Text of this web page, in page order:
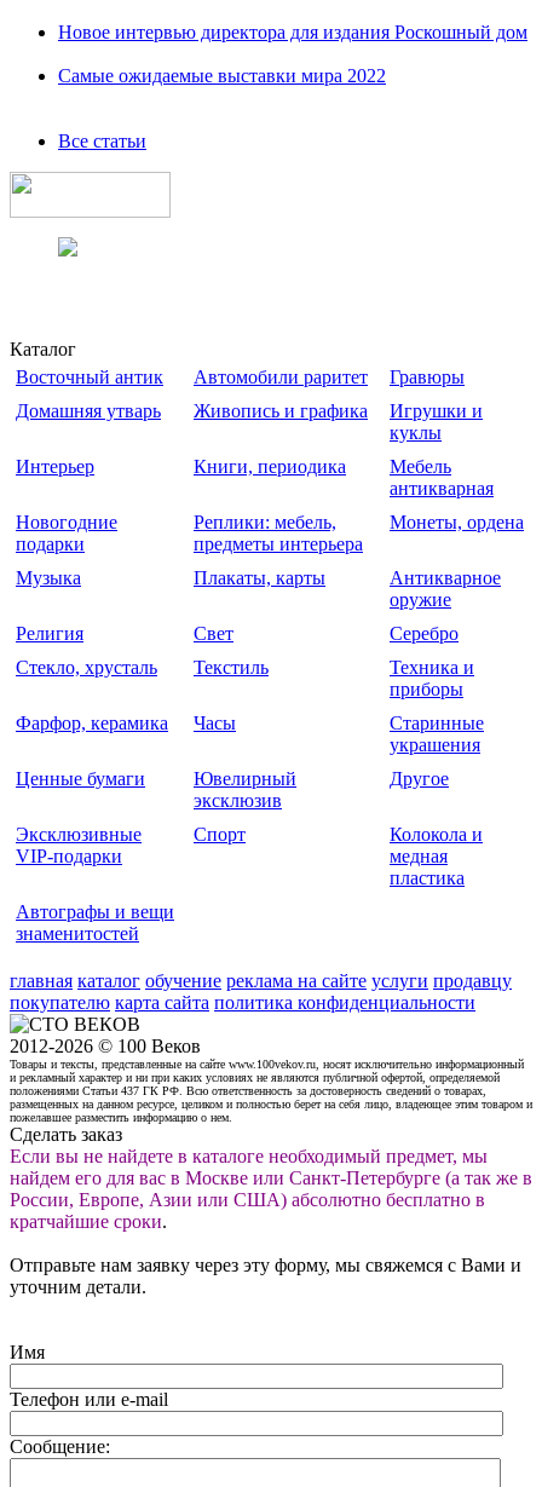
Новое интервью директора для издания Роскошный дом
Самые ожидаемые выставки мира 2022
Все статьи
Каталог
Восточный антик
Автомобили раритет
Гравюры
Домашняя утварь
Живопись и графика
Игрушки и
куклы
Интерьер
Книги, периодика
Мебель
антикварная
Новогодние
подарки
Реплики: мебель,
предметы интерьера
Монеты, ордена
Музыка Плакаты, карты
Антикварное
оружие
Религия
Свет
Серебро
Стекло, хрусталь
Текстиль
Техника и
приборы
Фарфор, керамика
Часы
Старинные
украшения
Ценные бумаги
Ювелирный
эксклюзив
Другое
Эксклюзивные
VIP-подарки
Спорт
Колокола и
медная
пластика
Автографы и вещи
знаменитостей
главная каталог обучение реклама на сайте услуги продавцу
покупателю карта сайта политика конфиденциальности
2012-2026 © 100 Веков
Товары и тексты, представленные на сайте www.100vekov.ru, носят исключительно информационный
и рекламный характер и ни при каких условиях не являются публичной офертой, определяемой
положениями Статьи 437 ГК РФ. Всю ответственность за достоверность сведений о товарах,
размещенных на данном ресурсе, целиком и полностью берет на себя лицо, владеющее этим товаром и
пожелавшее разместить информацию о нем.
Сделать заказ
Если вы не найдете в каталоге необходимый предмет, мы
найдем его для вас в Москве или Санкт-Петербурге (а так же в
России, Европе, Азии или США) абсолютно бесплатно в
кратчайшие сроки.
Отправьте нам заявку через эту форму, мы свяжемся с Вами и
уточним детали.
Имя
Телефон или e-mail
Сообщение: